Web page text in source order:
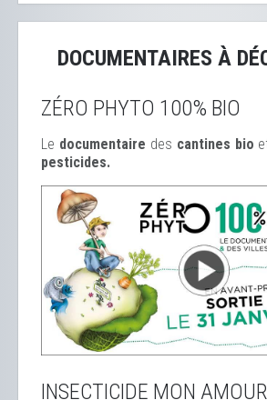
DOCUMENTAIRES À
ZÉRO PHYTO 100% BIO
Le documentaire des cantines bio
pesticides.
INSECTICIDE MON AMOUR